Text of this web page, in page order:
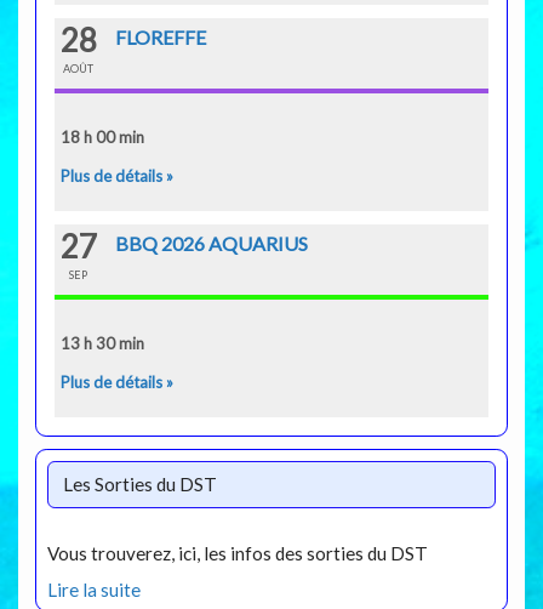
28
AOÛT
FLOREFFE
18 h 00 min
Plus de détails »
27
SEP
BBQ 2026 AQUARIUS
13 h 30 min
Plus de détails »
Les Sorties du DST
Vous trouverez, ici, les infos des sorties du DST
Lire la suite